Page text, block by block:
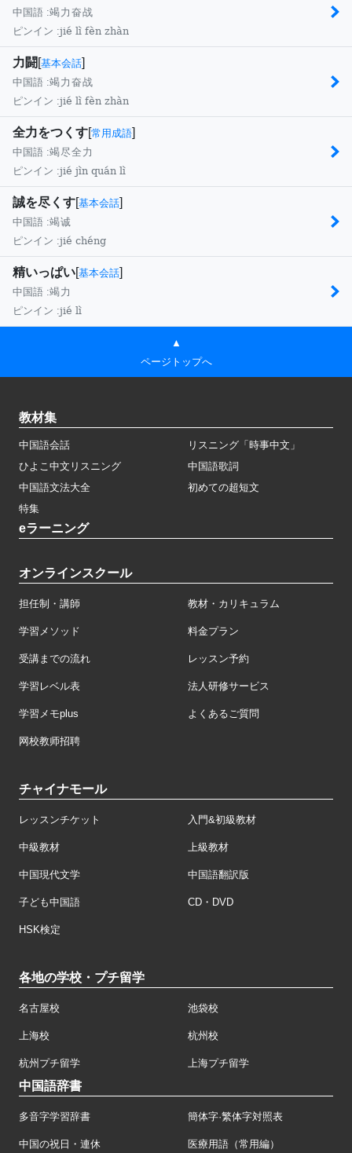
中国語 :竭力奋战
ピンイン :jié lì fèn zhàn
力闘 [基本会話]
中国語 :竭力奋战
ピンイン :jié lì fèn zhàn
全力をつくす[常用成語]
中国語 :竭尽全力
ピンイン :jié jìn quán lì
誠を尽くす[基本会話]
中国語 :竭诚
ピンイン :jié chéng
精いっぱい[基本会話]
中国語 :竭力
ピンイン :jié lì
▲
ページトップへ
教材集
中国語会話
リスニング「時事中文」
ひよこ中文リスニング
中国語歌詞
中国語文法大全
初めての超短文
特集
eラーニング
オンラインスクール
担任制・講師 教材・カリキュラム
学習メソッド 料金プラン
受講までの流れ レッスン予約
学習レベル表 法人研修サービス
学習メモplus よくあるご質問
网校教师招聘
チャイナモール
レッスンチケット 入門&初級教材
中級教材 上級教材
中国現代文学 中国語翻訳版
子ども中国語 CD・DVD
HSK検定
各地の学校・プチ留学
名古屋校 池袋校
上海校 杭州校
杭州プチ留学 上海プチ留学
中国語辞書
多音字学習辞書 簡体字·繁体字対照表
中国の祝日・連休 医療用語（常用編）